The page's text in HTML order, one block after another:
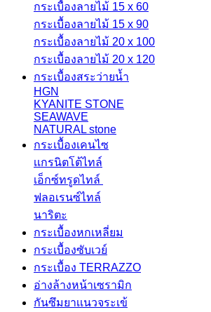
กระเบื้องลายไม้ 15 x 60
กระเบื้องลายไม้ 15 x 90
กระเบื้องลายไม้ 20 x 100
กระเบื้องลายไม้ 20 x 120
กระเบื้องสระว่ายน้ำ
HGN
KYANITE STONE
SEAWAVE
NATURAL stone
กระเบื้องเคนไซ
เเกรนิตโต้ไทล์
เอ็กซ์ทรูดไทล์
ฟลอเรนซ์ไทล์
นาริตะ
กระเบื้องหกเหลี่ยม
กระเบื้องซับเวย์
กระเบื้อง TERRAZZO
อ่างล้างหน้าเซรามิก
กันซึมยาเเนวจระเข้